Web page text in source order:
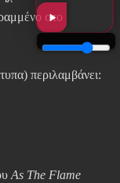
στο
περιλαμβάνει:
As The Flame